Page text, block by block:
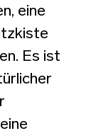
eine
Es ist